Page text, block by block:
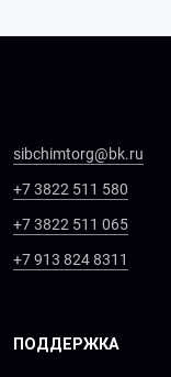
sibchimtorg@bk.ru
+7 3822 511 580
+7 3822 511 065
+7 913 824 8311
ПОДДЕРЖКА